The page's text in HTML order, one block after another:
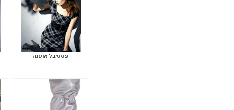
פסטיבל אופנה